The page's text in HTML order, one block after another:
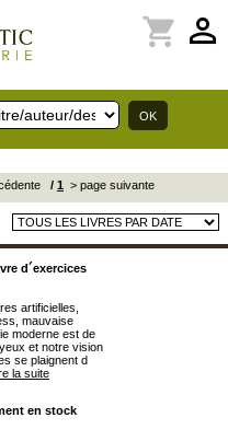
perm_identity
shopping_cart
/ 1 > page suivante
d´exercices
artificielles,
mauvaise
moderne est de
et notre vision
se plaignent d
la suite
en stock